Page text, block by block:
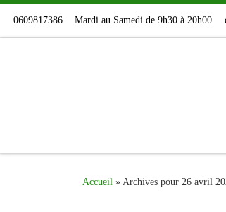
Skip to content
0609817386 Mardi au Samedi de 9h30 à 20h00
Accueil »Archives pour 26 avril